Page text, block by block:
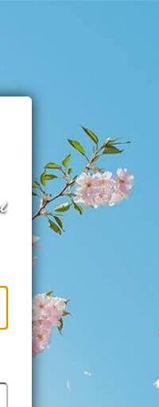
https://